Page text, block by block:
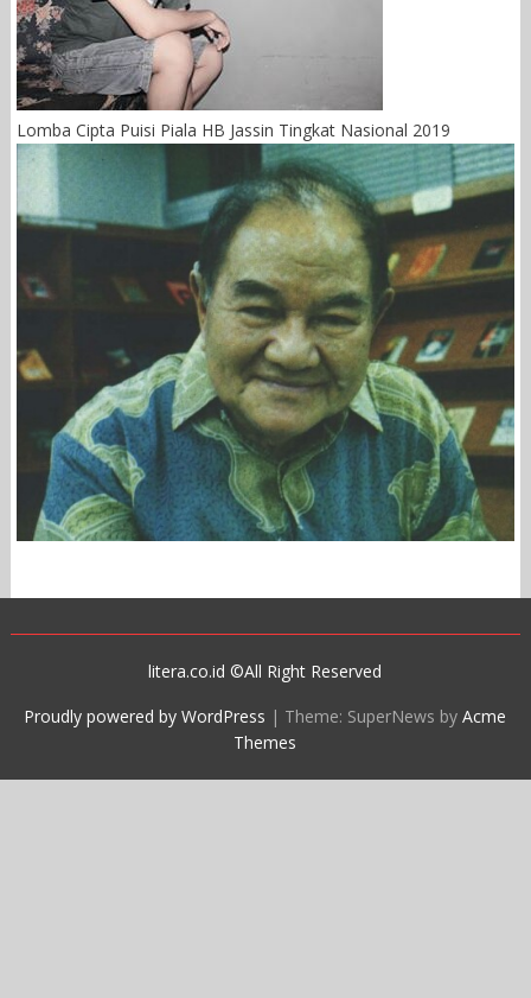
Lomba Cipta Puisi Piala HB Jassin Tingkat Nasional 2019
litera.co.id ©All Right Reserved
Proudly powered by WordPress | Theme: SuperNews byAcme
Themes